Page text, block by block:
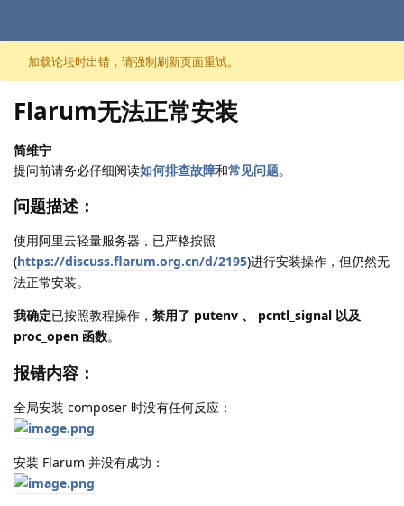
跳至内容
加载论坛时出错，请强制刷新页面重试。
Flarum无法正常安装
简维宁
提问前请务必仔细阅读如何排查故障和常见问题。
问题描述：
使用阿里云轻量服务器，已严格按照
(https://discuss.flarum.org.cn/d/2195)进行安装操作，但仍然无
法正常安装。
我确定已按照教程操作， 禁用了 putenv 、 pcntl_signal 以及
proc_open 函数。
报错内容：
全局安装 composer 时没有任何反应：
安装 Flarum 并没有成功：